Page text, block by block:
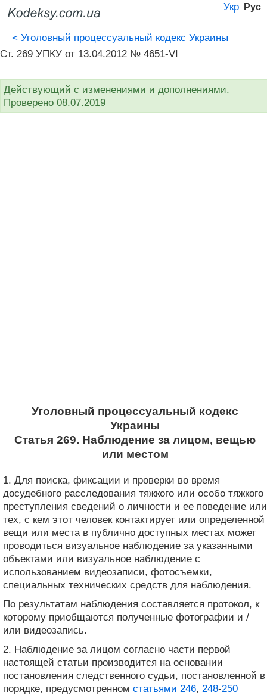
Укр Рус
< Уголовный процессуальный кодекс Украины
Ст. 269 УПКУ от 13.04.2012 № 4651-VI
Действующий с изменениями и дополнениями.
Проверено 08.07.2019
Уголовный процессуальный кодекс
Украины
Статья 269. Наблюдение за лицом, вещью
или местом
1. Для поиска, фиксации и проверки во время
досудебного расследования тяжкого или особо тяжкого
преступления сведений о личности и ее поведение или
тех, с кем этот человек контактирует или определенной
вещи или места в публично доступных местах может
проводиться визуальное наблюдение за указанными
объектами или визуальное наблюдение с
использованием видеозаписи, фотосъемки,
специальных технических средств для наблюдения.
По результатам наблюдения составляется протокол, к
которому приобщаются полученные фотографии и /
или видеозапись.
2. Наблюдение за лицом согласно части первой
настоящей статьи производится на основании
постановления следственного судьи, постановленной в
порядке, предусмотренном статьями 246, 248-250